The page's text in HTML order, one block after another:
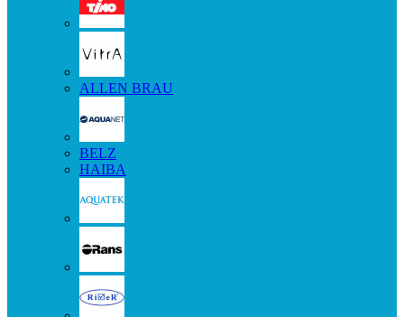
ALLEN BRAU
BELZ
HAIBA